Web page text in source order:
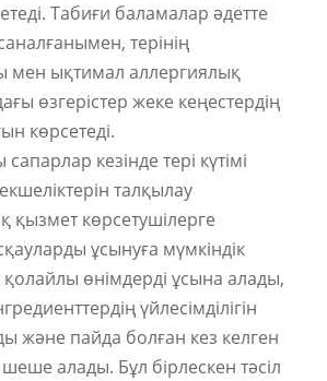
Табиғи баламалар әдетте
терінің
мен ықтимал аллергиялық
өзгерістер жеке кеңестердің
көрсетеді.
кезінде тері күтімі
талқылау
қызмет көрсетушілерге
ұсынуға мүмкіндік
өнімдерді ұсына алады,
үйлесімділігін
және пайда болған кез келген
алады. Бұл бірлескен тәсіл